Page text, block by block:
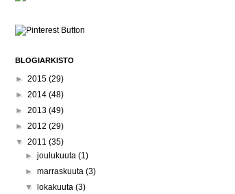
BLOGIARKISTO
► 2015 (29)
► 2014 (48)
► 2013 (49)
► 2012 (29)
▼ 2011 (35)
►joulukuuta(1)
►marraskuuta(3)
▼
lokakuuta(3)